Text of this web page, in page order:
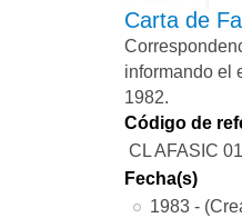
Carta de
informando el
1982.
Código de
CL AFASIC
Fecha(s)
1983 -